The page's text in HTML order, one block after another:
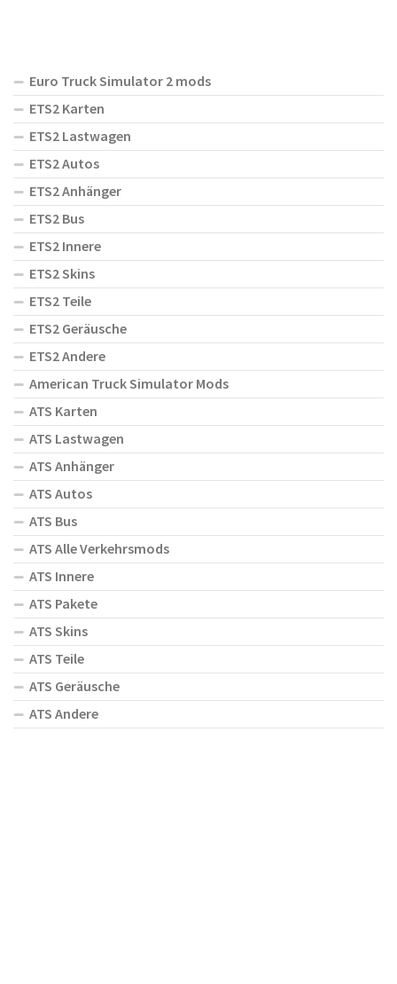
Euro Truck Simulator 2 mods
ETS2 Karten
ETS2 Lastwagen
ETS2 Autos
ETS2 Anhänger
ETS2 Bus
ETS2 Innere
ETS2 Skins
ETS2 Teile
ETS2 Geräusche
ETS2 Andere
American Truck Simulator Mods
ATS Karten
ATS Lastwagen
ATS Anhänger
ATS Autos
ATS Bus
ATS Alle Verkehrsmods
ATS Innere
ATS Pakete
ATS Skins
ATS Teile
ATS Geräusche
ATS Andere